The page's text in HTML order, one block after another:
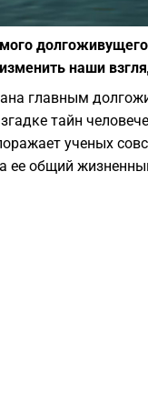
наши
главным
тайн
ученых
ее общий